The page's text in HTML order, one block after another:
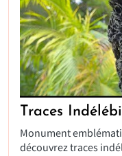
Traces
Monument
découvrez traces